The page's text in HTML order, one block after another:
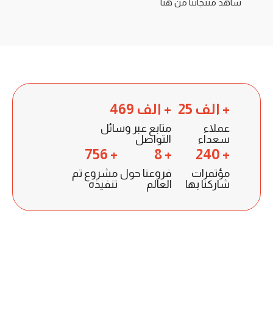
شاهد منتجاتنا من هنا
469 الف +
متابع عبر وسائل
التواصل
25 الف +
عملاء
سعداء
756 +
مشروع تم
تنفيذه
8 +
فروعنا حول
العالم
240 +
مؤتمرات
شاركنا بها